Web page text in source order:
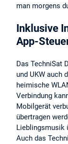
man morgens
Inklusive
App-
Das TechniSat
und UKW auch
heimische
Verbindung
Mobilgerät
übertragen
Lieblingsmusik
Auch das